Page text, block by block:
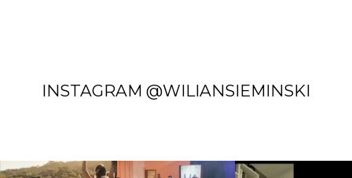
INSTAGRAM @WILIANSIEMINSKI